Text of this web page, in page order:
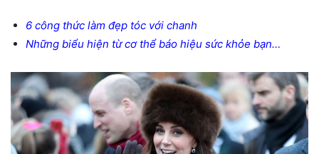
6 công thức làm đẹp tóc với chanh
Những biểu hiện từ cơ thể báo hiệu sức khỏe bạn…